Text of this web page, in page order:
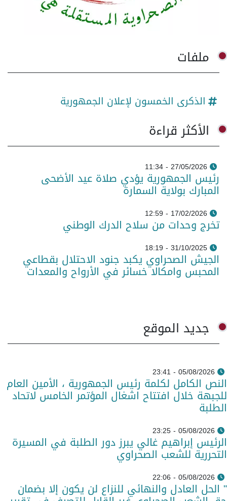
ملفات
الذكرى الخمسون لإعلان الجمهورية
الأكثر قراءة
27/05/2026 - 11:34
رئيس الجمهورية يؤدي صلاة عيد الأضحى
المبارك بولاية السمارة
17/02/2026 - 12:59
تخرج وحدات من سلاح الدرك الوطني
31/10/2025 - 18:19
الجيش الصحراوي يكبد جنود الاحتلال بقطاعي
المحبس وامكالا خسائر في الأرواح والمعدات
جديد الموقع
05/08/2026 - 23:41
النص الكامل لكلمة رئيس الجمهورية ، الأمين العام
للجبهة خلال افتتاح اشغال المؤتمر الخامس لاتحاد
الطلبة
05/08/2026 - 23:25
الرئيس إبراهيم غالي يبرز دور الطلبة في المسيرة
التحررية للشعب الصحراوي
05/08/2026 - 22:06
" الحل العادل والنهائي للنزاع لن يكون إلا بضمان